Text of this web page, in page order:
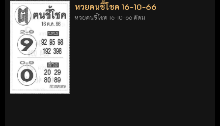
หวยคนชี้โชค 16-10-66
หวยคนชี้โชค 16-10-66 คัดม